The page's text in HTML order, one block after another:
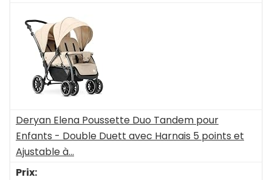
Deryan Elena Poussette Duo Tandem pour
Enfants - Double Duett avec Harnais 5 points et
Ajustable à...